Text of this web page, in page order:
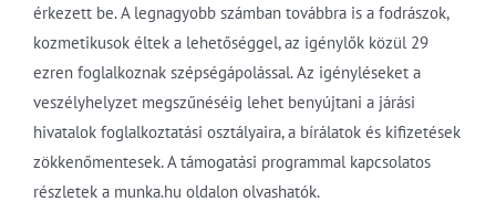
érkezett be. A legnagyobb számban továbbra is a fodrászok,
kozmetikusok éltek a lehetőséggel, az igénylők közül 29
ezren foglalkoznak szépségápolással. Az igényléseket a
veszélyhelyzet megszűnéséig lehet benyújtani a járási
hivatalok foglalkoztatási osztályaira, a bírálatok és kifizetések
zökkenőmentesek. A támogatási programmal kapcsolatos
részletek a munka.hu oldalon olvashatók.